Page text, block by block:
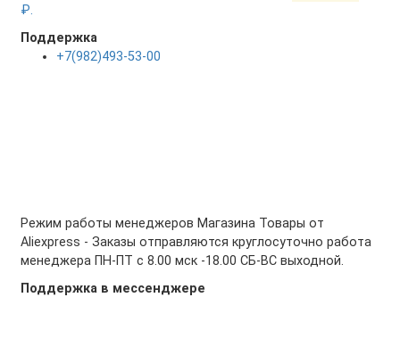
₽.
Поддержка
+7(982)493-53-00
Режим работы менеджеров Магазина Товары от
Aliexpress - Заказы отправляются круглосуточно работа
менеджера ПН-ПТ с 8.00 мск -18.00 СБ-ВС выходной.
Поддержка в мессенджере